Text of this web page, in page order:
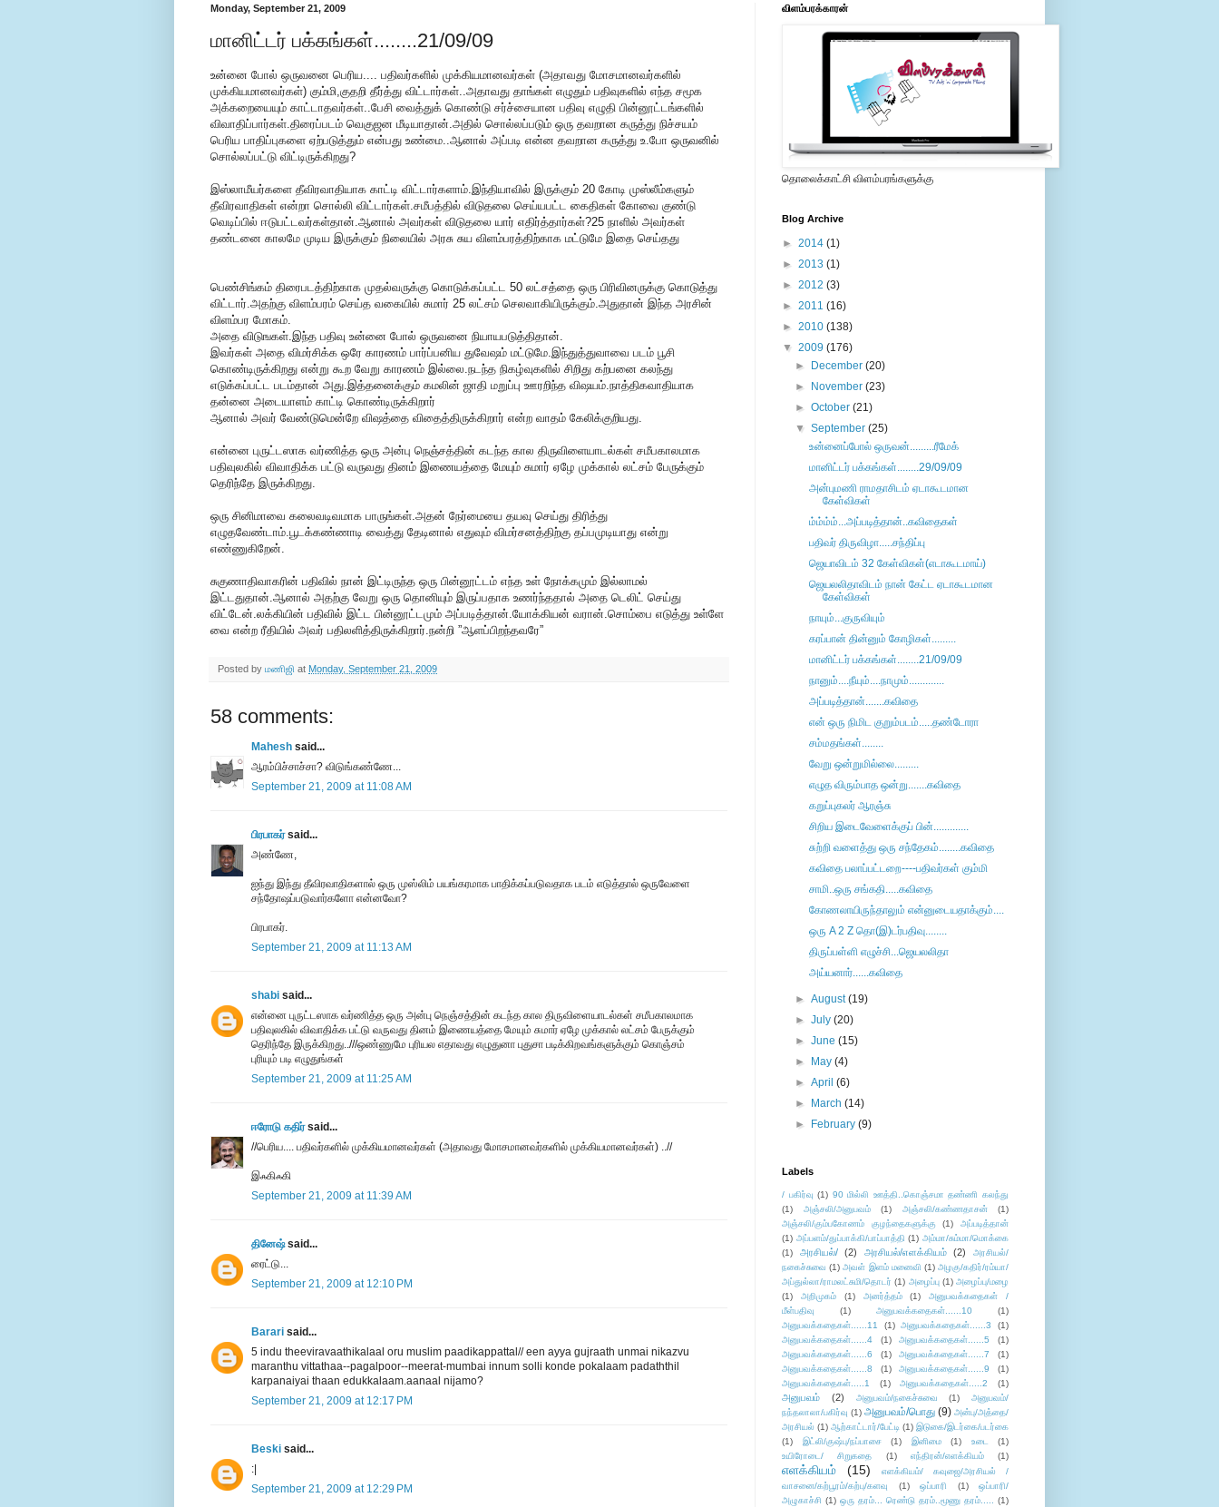
Monday, September 21, 2009
மானிட்டர் பக்கங்கள்........21/09/09
உன்னை போல் ஒருவனை பெரிய.... பதிவர்களில் முக்கியமானவர்கள் (அதாவது மோசமானவர்களில்
முக்கியமானவர்கள்) கும்மி,குதறி தீர்த்து விட்டார்கள்..அதாவது தாங்கள் எழுதும் பதிவுகளில் எந்த சமூக
அக்கறையையும் காட்டாதவர்கள்..பேசி வைத்துக் கொண்டு சர்ச்சையான பதிவு எழுதி பின்னூட்டங்களில்
விவாதிப்பார்கள்.திரைப்படம் வெகுஜன மீடியாதான்.அதில் சொல்லப்படும் ஒரு தவறான கருத்து நிச்சயம்
பெரிய பாதிப்புகளை ஏற்படுத்தும் என்பது உண்மை..ஆனால் அப்படி என்ன தவறான கருத்து உ.போ ஒருவனில்
சொல்லப்பட்டு விட்டிருக்கிறது?
இஸ்லாமீயர்களை தீவிரவாதியாக காட்டி விட்டார்களாம்.இந்தியாவில் இருக்கும் 20 கோடி முஸ்லீம்களும்
தீவிரவாதிகள் என்றா சொல்லி விட்டார்கள்.சமீபத்தில் விடுதலை செய்யபட்ட கைதிகள் கோவை குண்டு
வெடிப்பில் ஈடுபட்டவர்கள்தான்.ஆனால் அவர்கள் விடுதலை யார் எதிர்த்தார்கள்?25 நாளில் அவர்கள்
தண்டனை காலமே முடிய இருக்கும் நிலையில் அரசு சுய விளம்பரத்திற்காக மட்டுமே இதை செய்தது
பெண்சிங்கம் திரைபடத்திற்காக முதல்வருக்கு கொடுக்கப்பட்ட 50 லட்சத்தை ஒரு பிரிவினருக்கு கொடுத்து
விட்டார்.அதற்கு விளம்பரம் செய்த வகையில் சுமார் 25 லட்சம் செலவாகியிருக்கும்.அதுதான் இந்த அரசின்
விளம்பர மோகம்.
அதை விடுஙகள்.இந்த பதிவு உன்னை போல் ஒருவனை நியாயபடுத்திதான்.
இவர்கள் அதை விமர்சிக்க ஒரே காரணம் பார்ப்பனிய துவேஷம் மட்டுமே.இந்துத்துவாவை படம் பூசி
கொண்டிருக்கிறது என்று கூற வேறு காரணம் இல்லை.நடந்த நிகழ்வுகளில் சிறிது கற்பனை கலந்து
எடுக்கப்பட்ட படம்தான் அது.இத்தனைக்கும் கமலின் ஜாதி மறுப்பு ஊரறிந்த விஷயம்.நாத்திகவாதியாக
தன்னை அடையாளம் காட்டி கொண்டிருக்கிறார்
ஆனால் அவர் வேண்டுமென்றே விஷத்தை விதைத்திருக்கிறார் என்ற வாதம் கேலிக்குறியது.
என்னை புருட்டஸாக வர்ணித்த ஒரு அன்பு நெஞ்சத்தின் கடந்த கால திருவிளையாடல்கள் சமீபகாலமாக
பதிவுலகில் விவாதிக்க பட்டு வருவது தினம் இணையத்தை மேயும் சுமார் ஏழே முக்கால் லட்சம் பேருக்கும்
தெரிந்தே இருக்கிறது.
ஒரு சினிமாவை கலைவடிவமாக பாருங்கள்.அதன் நேர்மையை தயவு செய்து திரித்து
எழுதவேண்டாம்.பூடக்கண்ணாடி வைத்து தேடினால் எதுவும் விமர்சனத்திற்கு தப்பமுடியாது என்று
எண்ணுகிறேன்.
சுகுணாதிவாகரின் பதிவில் நான் இட்டிருந்த ஒரு பின்னூட்டம் எந்த உள் நோக்கமும் இல்லாமல்
இட்டதுதான்.ஆனால் அதற்கு வேறு ஒரு தொனியும் இருப்பதாக உணர்ந்ததால் அதை டெலிட் செய்து
விட்டேன்.லக்கியின் பதிவில் இட்ட பின்னூட்டமும் அப்படித்தான்.யோக்கியன் வரான்.சொம்பை எடுத்து உள்ளே
வை என்ற ரீதியில் அவர் பதிலளித்திருக்கிறார்.நன்றி ”ஆளப்பிறந்தவரே”
Posted by மணிஜி at Monday, September 21, 2009
58 comments:
Mahesh said...
ஆரம்பிச்சாச்சா? விடுங்கண்ணே...
September 21, 2009 at 11:08 AM
பிரபாகர்said...
அண்ணே,
ஐந்து இந்து தீவிரவாதிகளால் ஒரு முஸ்லிம் பயங்கரமாக பாதிக்கப்படுவதாக படம் எடுத்தால் ஒருவேளை
சந்தோஷப்படுவார்களோ என்னவோ?
பிரபாகர்.
September 21, 2009 at 11:13 AM
shabi said...
என்னை புருட்டஸாக வர்ணித்த ஒரு அன்பு நெஞ்சத்தின் கடந்த கால திருவிளையாடல்கள் சமீபகாலமாக
பதிவுலகில் விவாதிக்க பட்டு வருவது தினம் இணையத்தை மேயும் சுமார் ஏழே முக்கால் லட்சம் பேருக்கும்
தெரிந்தே இருக்கிறது..///ஒண்ணுமே புரியல எதாவது எழுதுனா புதுசா படிக்கிறவங்களுக்கும் கொஞ்சம்
புரியும் படி எழுதுங்கள்
September 21, 2009 at 11:25 AM
ஈரோடு கதிர்said...
//பெரிய.... பதிவர்களில் முக்கியமானவர்கள் (அதாவது மோசமானவர்களில் முக்கியமானவர்கள்) ..//
இஃகிஃகி
September 21, 2009 at 11:39 AM
தினேஷ்said...
ரைட்டு...
September 21, 2009 at 12:10 PM
Barari said...
5 indu theeviravaathikalaal oru muslim paadikappattal// een ayya gujraath unmai nikazvu
maranthu vittathaa--pagalpoor--meerat-mumbai innum solli konde pokalaam padaththil
karpanaiyai thaan edukkalaam.aanaal nijamo?
September 21, 2009 at 12:17 PM
Beski said...
:|
September 21, 2009 at 12:29 PM
விளம்பரக்காரன்
தொலைக்காட்சி விளம்பரங்களுக்கு
Blog Archive
► 2014 (1)
► 2013 (1)
► 2012 (3)
► 2011 (16)
► 2010 (138)
▼ 2009 (176)
►
December(20)
►
November(23)
►October(21)
▼September(25)
உன்னைப்போல் ஒருவன்.........ரீமேக்
மானிட்டர் பக்கங்கள்........29/09/09
அன்புமணி ராமதாசிடம் ஏடாகூடமான
கேள்விகள்
ம்ம்ம்ம்...அப்படித்தான்..கவிதைகள்
பதிவர் திருவிழா.....சந்திப்பு
ஜெயாவிடம் 32 கேள்விகள்(எடாகூடமாய்)
ஜெயலலிதாவிடம் நான் கேட்ட ஏடாகூடமான
கேள்விகள்
நாயும்...குருவியும்
கரப்பான் தின்னும் கோழிகள்.........
மானிட்டர் பக்கங்கள்........21/09/09
நானும்....நீயும்....நாமும்.............
அப்படித்தான்.......கவிதை
என் ஒரு நிமிட குறும்படம்.....தண்டோரா
சம்மதங்கள்........
வேறு ஒன்றுமில்லை.........
எழுத விரும்பாத ஒன்று.......கவிதை
கறுப்புகலர் ஆரஞ்சு
சிறிய இடைவேளைக்குப் பின்.............
சுற்றி வளைத்து ஒரு சந்தேகம்........கவிதை
கவிதை பலாப்பட்டறை----பதிவர்கள் கும்மி
சாமி..ஒரு சங்கதி.....கவிதை
கோணலாயிருந்தாலும் என்னுடையதாக்கும்....
ஒரு A 2 Z தொ(இ)டர்பதிவு........
திருப்பள்ளி எழுச்சி...ஜெயலலிதா
அய்யனார்......கவிதை
►August(19)
►July(20)
►June(15)
►
May(4)
►April(6)
►
March(14)
►
February(9)
Labels
/ பகிர்வு (1) 90 மில்லி ஊத்தி..கொஞ்சமா தண்ணி கலந்து
(1)
அஞ்சலி/அனுபவம் (1) அஞ்சலி/கண்ணதாசன்
(1)
அஞ்சலி/கும்பகோணம் குழந்தைகளுக்கு
(1)
அப்படித்தான்
(1) அப்பளம்/துப்பாக்கி/பாப்பாத்தி (1) அம்மா/சும்மா/மொக்கை
(1)
அரசியல்/ (2) அரசியல்/எளக்கியம் (2)
அரசியல்/
நகைச்சுவை (1) அவள் இளம் மனைவி (1) அழகு/கதிர்/ரம்யா/
அப்துல்லா/ராமலட்சுமி/தொடர் (1) அழைப்பு (1) அழைப்பு/மழை
(1)
அறிமுகம் (1) அனர்த்தம் (1)
அனுபவக்கதைகள் /
மீள்பதிவு
(1) அனுபவக்கதைகள்......10
(1)
அனுபவக்கதைகள்......11
(1) அனுபவக்கதைகள்......3
(1)
அனுபவக்கதைகள்......4
(1) அனுபவக்கதைகள்......5
(1)
அனுபவக்கதைகள்......6
(1) அனுபவக்கதைகள்......7
(1)
அனுபவக்கதைகள்......8
(1) அனுபவக்கதைகள்......9
(1)
அனுபவக்கதைகள்.....1
(1) அனுபவக்கதைகள்.....2 (1)
அனுபவம் (2) அனுபவம்/நகைச்சுவை (1)
அனுபவம்/
நந்தலாலா/பகிர்வு (1) அனுபவம்/பொது (9) அன்பு/அத்தை/
அரசியல் (1) ஆற்காட்டார்/பேட்டி (1) இடுகை/இடர்கை/படர்கை
(1)
இட்லி/குஷ்பு/நப்பாசை (1) இனிமை (1) உடை
(1)
உயிரோடை/ சிறுகதை
(1) எந்திரன்/எளக்கியம் (1)
எளக்கியம் (15)
எளக்கியம்/ கவுஜை/அரசியல் /
வாசனை/கற்பூரம்/கற்பு/களவு
(1) ஒப்பாரி (1)
ஒப்பாரி/
அழுகாச்சி (1) ஒரு தரம்... ரெண்டு தரம்..மூணு தரம்..... (1)